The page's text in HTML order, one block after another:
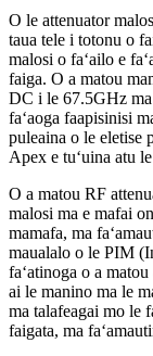
O le attenuator
taua tele i totonu o
malosi o faʻailo e
faiga. O a matou
DC i le 67.5GHz ma
faʻaoga faapisinisi
puleaina o le eletise
Apex e tuʻuina atu
O a matou RF
malosi ma e mafai
mamafa, ma
maualalo o le PIM
faʻatinoga o a
ai le manino ma le
ma talafeagai mo le
faigata, ma